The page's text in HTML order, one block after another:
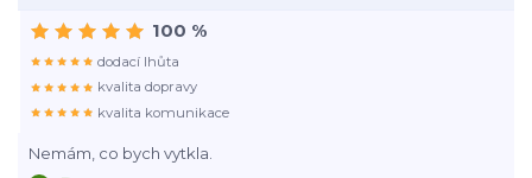
Nemám, co bych vytkla.
100 %
dodací lhůta
kvalita dopravy
kvalita komunikace